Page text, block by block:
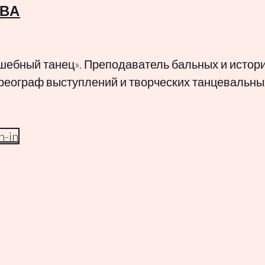
танец». Преподаватель бальных и
выступлений и творческих
in